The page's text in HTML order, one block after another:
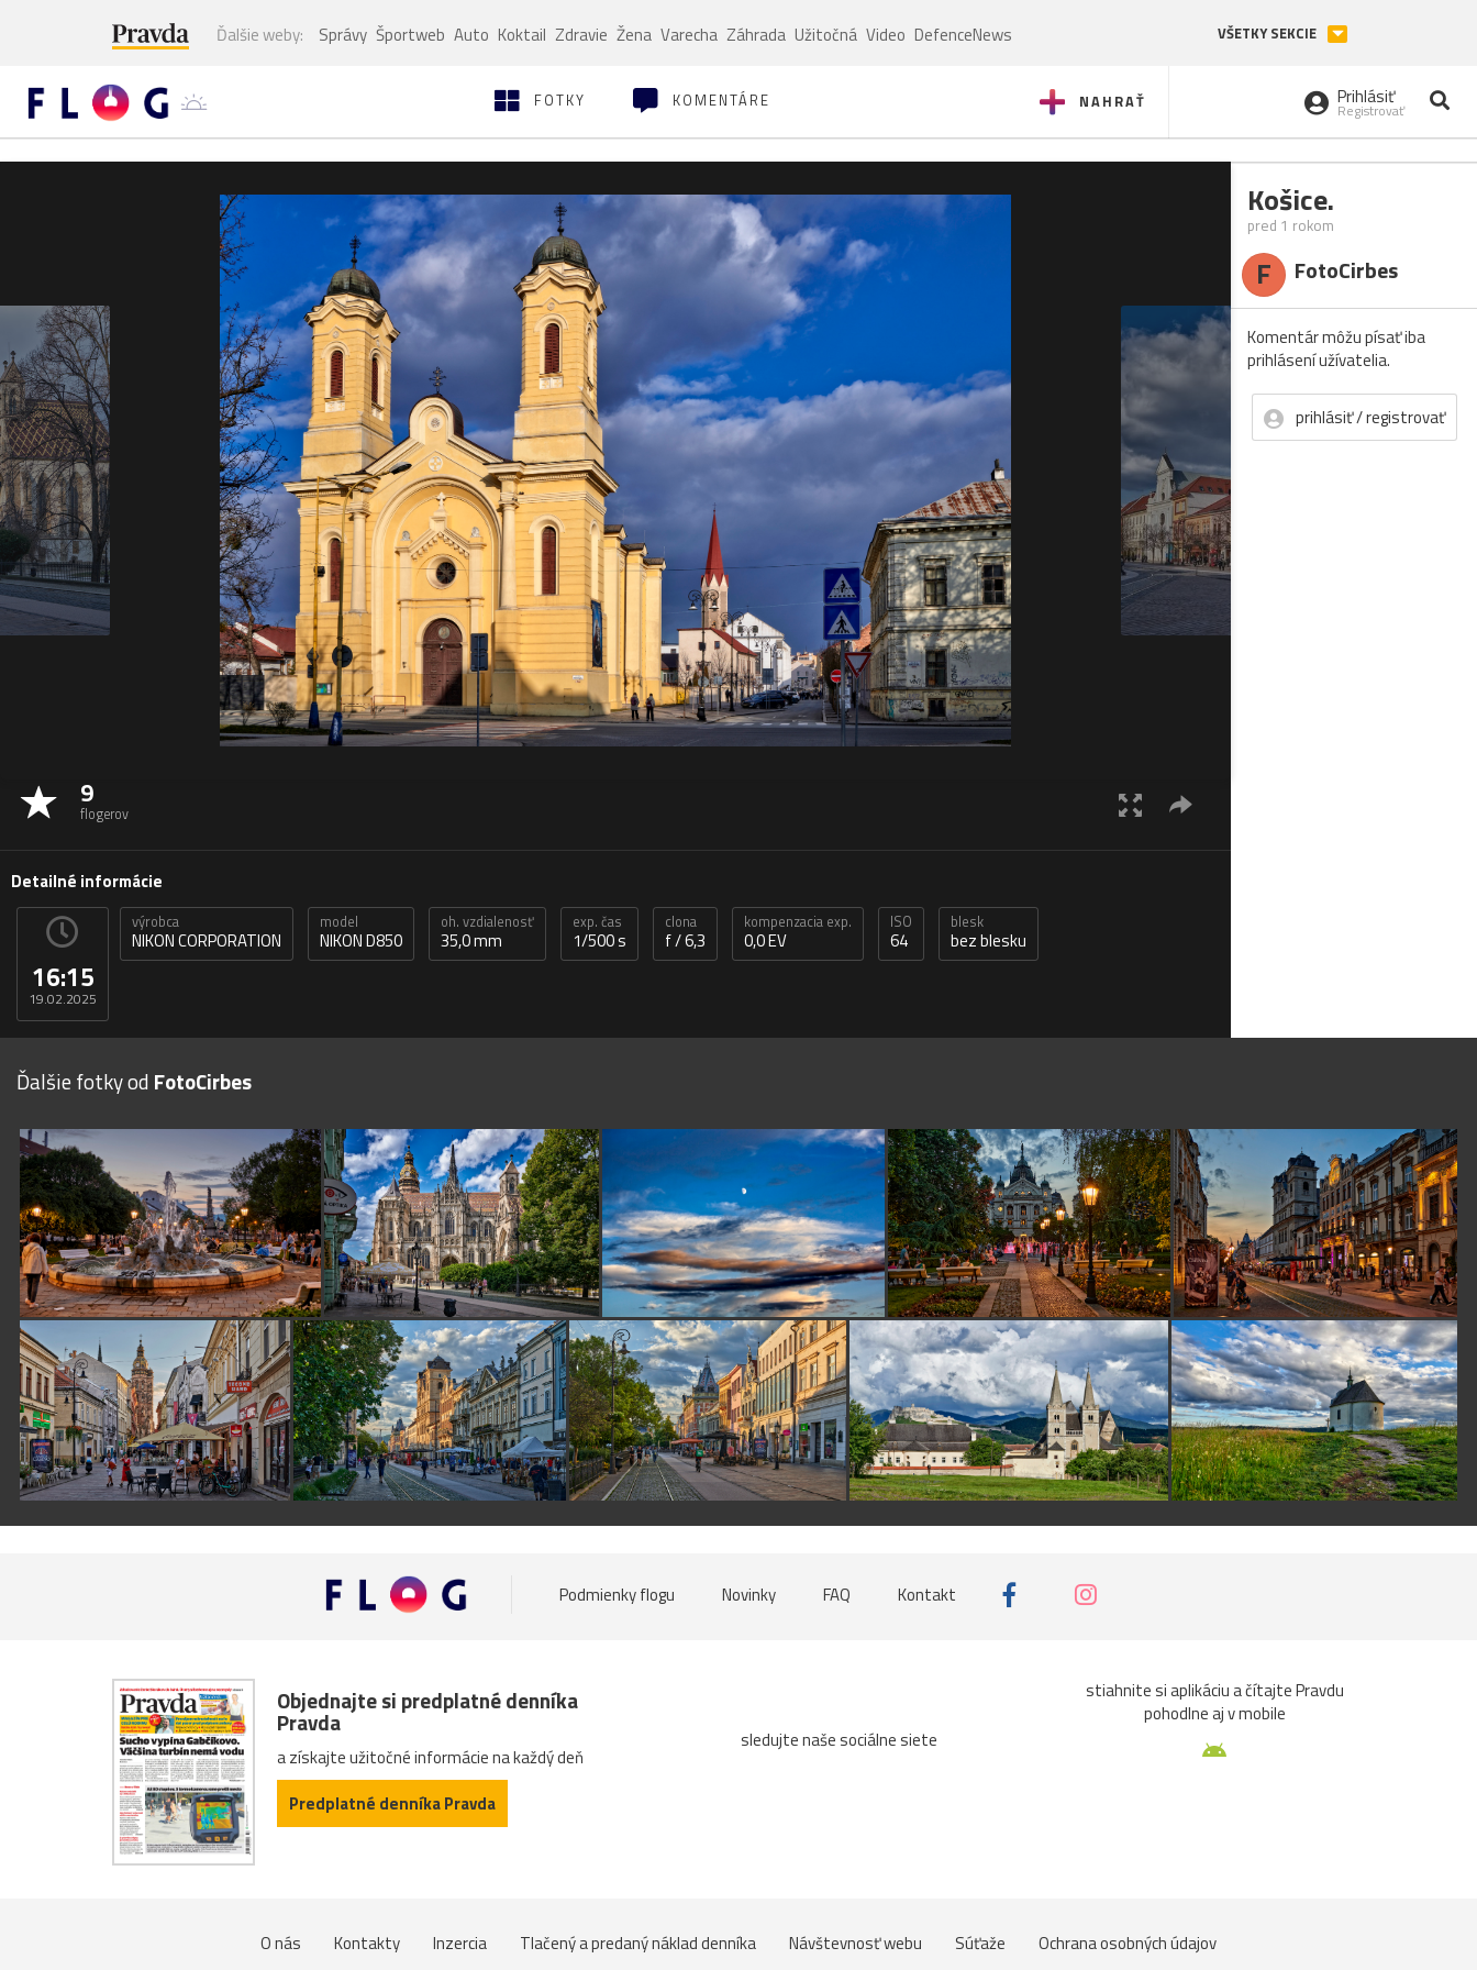
Ďalšie weby: Správy Športweb Auto Koktail Zdravie Žena Varecha Záhrada Užitočná Video DefenceNews VŠETKY SEKCIE
NAHRAŤ
FOTKY KOMENTÁRE Prihlásiť
Registrovať
9
flogerov
Detailné informácie
16:15
19.02.2025
výrobca
NIKON CORPORATION
model
NIKON D850
oh. vzdialenosť
35,0 mm
exp. čas
1/500 s
clona
f / 6,3
kompenzacia exp.
0,0 EV
ISO
64
blesk
bez blesku
Košice.
pred 1 rokom
F FotoCirbes
Komentár môžu písať iba
prihlásení užívatelia.
prihlásiť / registrovať
Ďalšie fotky od FotoCirbes
Podmienky flogu Novinky FAQ Kontakt
Objednajte si predplatné denníka
Pravda
a získajte užitočné informácie na každý deň
Predplatné denníka Pravda
sledujte naše sociálne siete
stiahnite si aplikáciu a čítajte Pravdu
pohodlne aj v mobile
O nás Kontakty Inzercia Tlačený a predaný náklad denníka Návštevnosť webu Súťaže Ochrana osobných údajov